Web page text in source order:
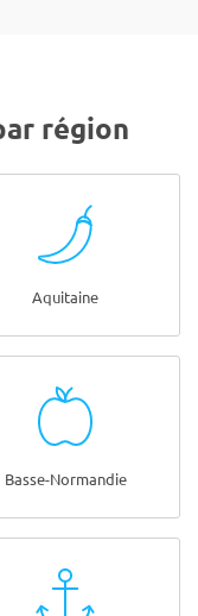
région
Aquitaine
Basse-Normandie